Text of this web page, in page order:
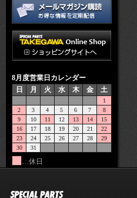
8月度営業日カレンダー
日
月 火 水 木 金 土
1
2
3 4 5 6 7
8
9
10 11 12 13 14
15
16
17 18 19 20 21
22
23
24 25 26 27 28
29
30
31
…休日